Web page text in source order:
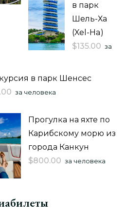
в парк
Шель-Ха
(Xel-Ha)
$135.00 за
в парк Шенсес
за человека
Прогулка на яхте по
Карибскому морю из
города Канкун
$800.00 за человека